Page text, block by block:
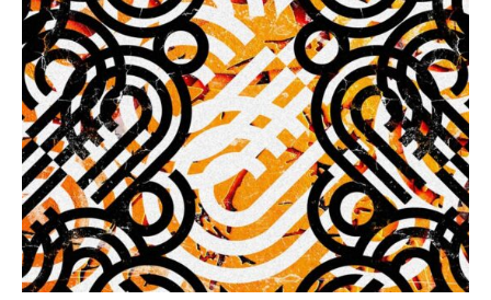
MIROSLAV LAZENDIĆ
Otvaranje izložbe „Reused 2“, Miroslava Lazendića